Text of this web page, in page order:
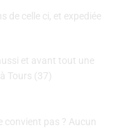
de celle ci, et expediée
et avant tout une
Tours (37)
convient pas ? Aucun